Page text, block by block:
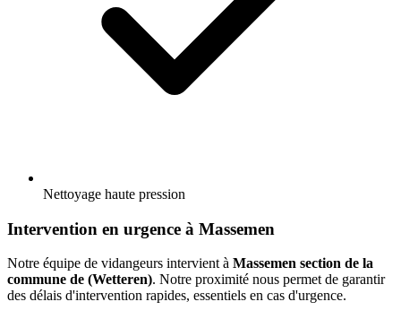
Nettoyage haute pression
Intervention en urgence à Massemen
Notre équipe de vidangeurs intervient à Massemen section de la
commune de (Wetteren). Notre proximité nous permet de garantir
des délais d'intervention rapides, essentiels en cas d'urgence.